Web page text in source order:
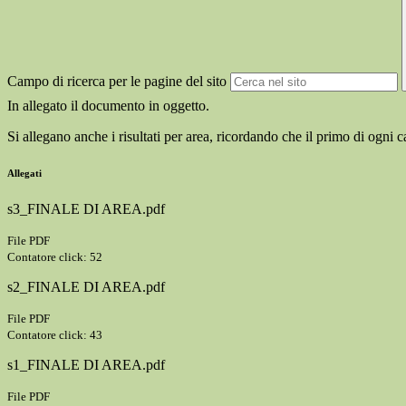
Campo di ricerca per le pagine del sito
In allegato il documento in oggetto.
Si allegano anche i risultati per area, ricordando che il primo di ogni
Allegati
s3_FINALE DI AREA.pdf
File PDF
Contatore click: 52
s2_FINALE DI AREA.pdf
File PDF
Contatore click: 43
s1_FINALE DI AREA.pdf
File PDF